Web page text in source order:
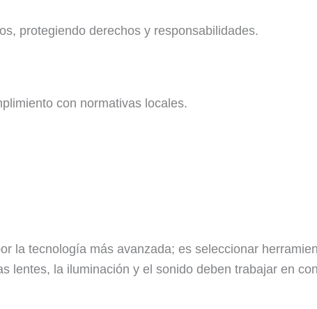
protegiendo derechos y responsabilidades.
con normativas locales.
la tecnología más avanzada; es seleccionar
lentes, la iluminación y el sonido deben trabajar en